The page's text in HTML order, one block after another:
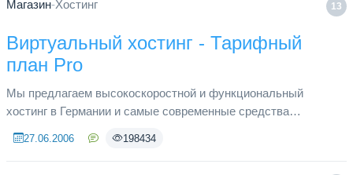
13
Магазин-Хостинг
Виртуальный хостинг - Тарифный
план Pro
Мы предлагаем высокоскоростной и функциональный
хостинг в Германии и самые современные средства
оборудования оптимизировано дл...
27.06.2006 198434